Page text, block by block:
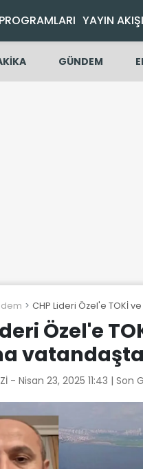
YAYIN AKIŞI
GÜNDEM
CHP Lideri Özel'e TOKİ
Özel'e
- Nisan 23, 2025 11:43 | Son